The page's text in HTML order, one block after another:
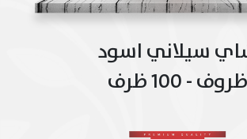
سيلاني اسود
ظروف - 100 ظرف